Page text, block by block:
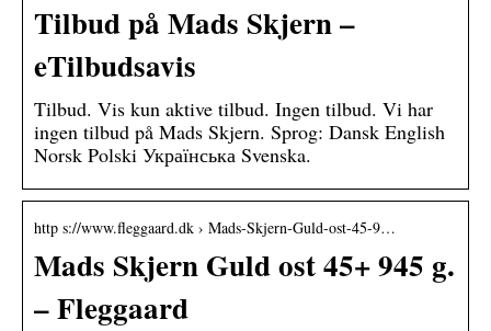
Tilbud på Mads Skjern –
eTilbudsavis
Tilbud. Vis kun aktive tilbud. Ingen tilbud. Vi har
ingen tilbud på Mads Skjern. Sprog: Dansk English
Norsk Polski Українська Svenska.
http s://www.fleggaard.dk › Mads-Skjern-Guld-ost-45-9…
Mads Skjern Guld ost 45+ 945 g.
– Fleggaard